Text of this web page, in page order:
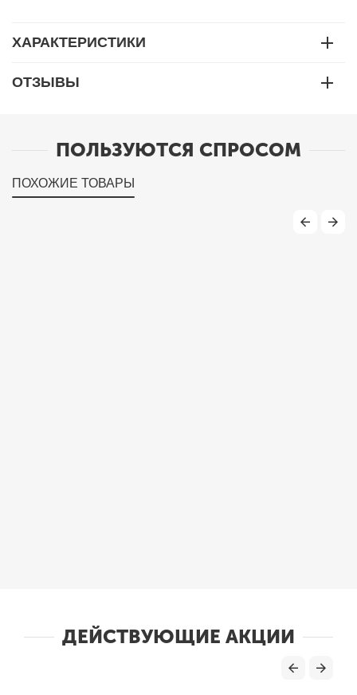
ХАРАКТЕРИСТИКИ
ОТЗЫВЫ
ПОЛЬЗУЮТСЯ СПРОСОМ
ПОХОЖИЕ ТОВАРЫ
ДЕЙСТВУЮЩИЕ АКЦИИ